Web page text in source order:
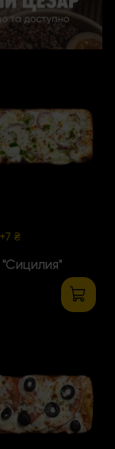
+7 ₴